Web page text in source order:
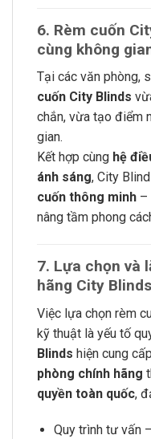
6. Rèm cuốn
cùng không
Tại các văn phòng,
cuốn City Blinds
chắn, vừa tạo điểm
gian.
Kết hợp cùng hệ
ánh sáng, City
cuốn thông minh –
nâng tầm phong
7. Lựa chọn và
hãng City Blinds
Việc lựa chọn rèm
kỹ thuật là yếu tố
Blinds hiện cung
phòng chính hãng
quyền toàn quốc,
Quy trình tư vấn